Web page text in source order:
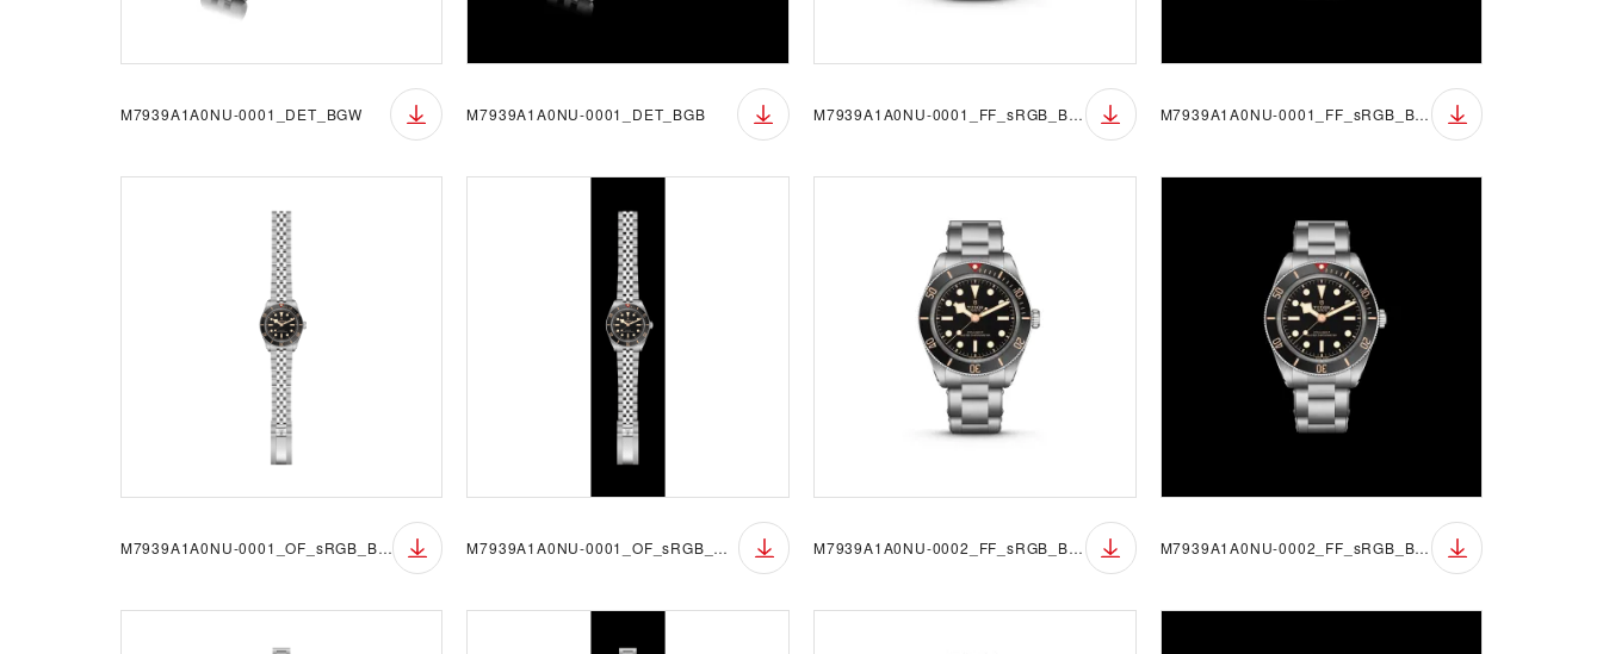
M7939A1A0NU-0001_DET_BGW M7939A1A0NU-0001_DET_BGB M7939A1A0NU-0001_FF_sRGB_BGW M7939A1A0NU-0001_FF_sRGB_BGB
M7939A1A0NU-0001_OF_sRGB_BGW M7939A1A0NU-0001_OF_sRGB_BGB M7939A1A0NU-0002_FF_sRGB_BGW M7939A1A0NU-0002_FF_sRGB_BGB